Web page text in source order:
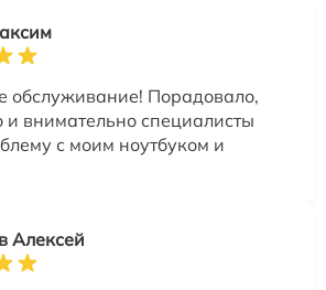
обслуживание! Порадовало,
и внимательно специалисты
с моим ноутбуком и
Алексей